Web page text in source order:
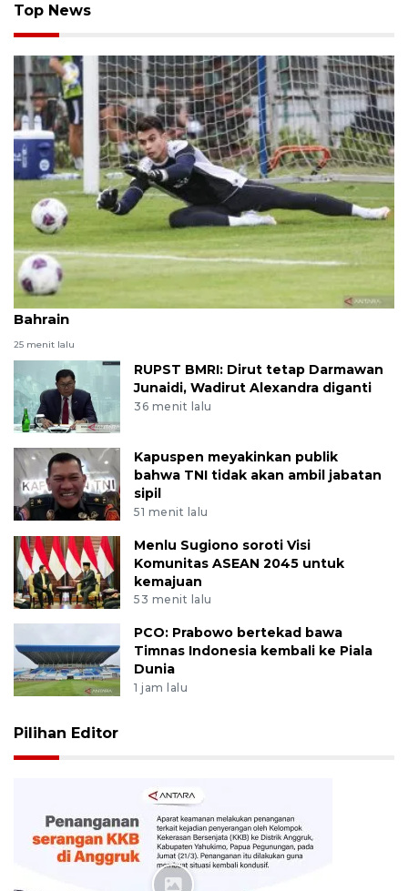
Top News
Lima pemain Indonesia yang dicoret melawan
Bahrain
25 menit lalu
RUPST BMRI: Dirut tetap Darmawan
Junaidi, Wadirut Alexandra diganti
36 menit lalu
Kapuspen meyakinkan publik
bahwa TNI tidak akan ambil jabatan
sipil
51 menit lalu
Menlu Sugiono soroti Visi
Komunitas ASEAN 2045 untuk
kemajuan
53 menit lalu
PCO: Prabowo bertekad bawa
Timnas Indonesia kembali ke Piala
Dunia
1 jam lalu
Pilihan Editor